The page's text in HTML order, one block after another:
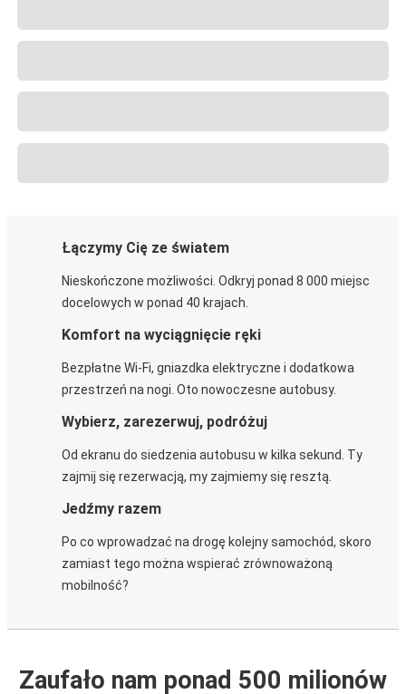
Łączymy Cię ze światem
Nieskończone możliwości. Odkryj ponad 8 000 miejsc
docelowych w ponad 40 krajach.
Komfort na wyciągnięcie ręki
Bezpłatne Wi-Fi, gniazdka elektryczne i dodatkowa
przestrzeń na nogi. Oto nowoczesne autobusy.
Wybierz, zarezerwuj, podróżuj
Od ekranu do siedzenia autobusu w kilka sekund. Ty
zajmij się rezerwacją, my zajmiemy się resztą.
Jedźmy razem
Po co wprowadzać na drogę kolejny samochód, skoro
zamiast tego można wspierać zrównoważoną
mobilność?
Zaufało nam ponad 500 milionów